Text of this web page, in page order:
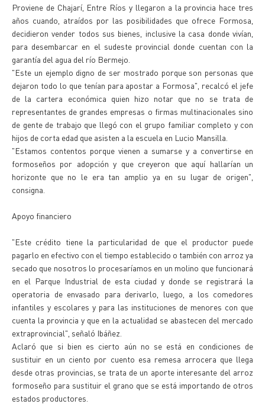
Proviene de Chajarí, Entre Ríos y llegaron a la provincia hace tres
años cuando, atraídos por las posibilidades que ofrece Formosa,
decidieron vender todos sus bienes, inclusive la casa donde vivían,
para desembarcar en el sudeste provincial donde cuentan con la
garantía del agua del río Bermejo.
"Este un ejemplo digno de ser mostrado porque son personas que
dejaron todo lo que tenían para apostar a Formosa", recalcó el jefe
de la cartera económica quien hizo notar que no se trata de
representantes de grandes empresas o firmas multinacionales sino
de gente de trabajo que llegó con el grupo familiar completo y con
hijos de corta edad que asisten a la escuela en Lucio Mansilla.
"Estamos contentos porque vienen a sumarse y a convertirse en
formoseños por adopción y que creyeron que aquí hallarían un
horizonte que no le era tan amplio ya en su lugar de origen",
consigna.
Apoyo financiero
"Este crédito tiene la particularidad de que el productor puede
pagarlo en efectivo con el tiempo establecido o también con arroz ya
secado que nosotros lo procesaríamos en un molino que funcionará
en el Parque Industrial de esta ciudad y donde se registrará la
operatoria de envasado para derivarlo, luego, a los comedores
infantiles y escolares y para las instituciones de menores con que
cuenta la provincia y que en la actualidad se abastecen del mercado
extraprovincial", señaló Ibáñez.
Aclaró que si bien es cierto aún no se está en condiciones de
sustituir en un ciento por cuento esa remesa arrocera que llega
desde otras provincias, se trata de un aporte interesante del arroz
formoseño para sustituir el grano que se está importando de otros
estados productores.